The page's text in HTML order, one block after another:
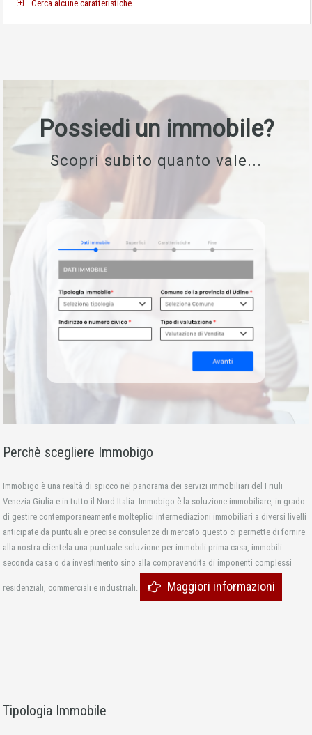
Cerca alcune caratteristiche
Possiedi un immobile?
Scopri subito quanto vale...
Perchè scegliere Immobigo
Immobigo è una realtà di spicco nel panorama dei servizi immobiliari del Friuli
Venezia Giulia e in tutto il Nord Italia. Immobigo è la soluzione immobiliare, in grado
di gestire contemporaneamente molteplici intermediazioni immobiliari a diversi livelli
anticipate da puntuali e precise consulenze di mercato questo ci permette di fornire
alla nostra clientela una puntuale soluzione per immobili prima casa, immobili
seconda casa o da investimento sino alla compravendita di imponenti complessi
residenziali, commerciali e industriali. Maggiori informazioni
Tipologia Immobile